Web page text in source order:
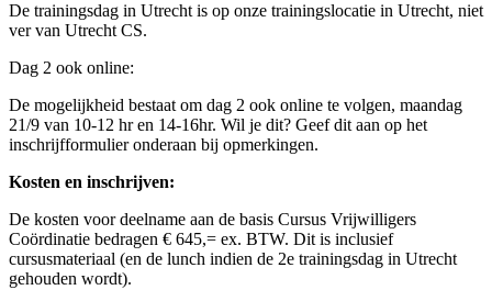
De trainingsdag in Utrecht is op onze trainingslocatie in Utrecht, niet
ver van Utrecht CS.
Dag 2 ook online:
De mogelijkheid bestaat om dag 2 ook online te volgen, maandag
21/9 van 10-12 hr en 14-16hr. Wil je dit? Geef dit aan op het
inschrijfformulier onderaan bij opmerkingen.
Kosten en inschrijven:
De kosten voor deelname aan de basis Cursus Vrijwilligers
Coördinatie bedragen € 645,= ex. BTW. Dit is inclusief
cursusmateriaal (en de lunch indien de 2e trainingsdag in Utrecht
gehouden wordt).